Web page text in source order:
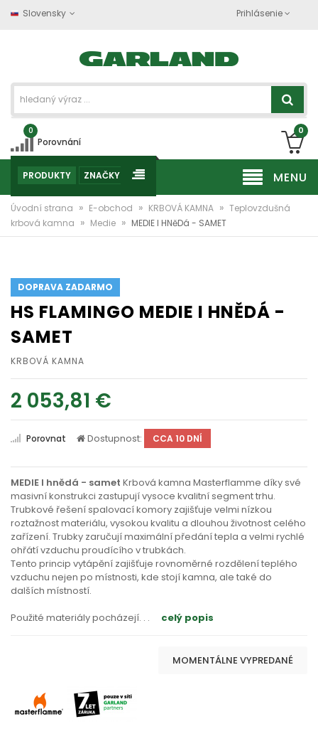
Slovensky Prihlásenie
0
Porovnání
0
MENU
PRODUKTY ZNAČKY
Úvodní strana » E-obchod » KRBOVÁ KAMNA » Teplovzdušná
krbová kamna » Medie » MEDIE I HNěDá - SAMET
DOPRAVA ZADARMO
HS FLAMINGO MEDIE I HNĚDÁ -
SAMET
KRBOVÁ KAMNA
2 053,81 €
Porovnat Dostupnost: CCA 10 DNÍ
MEDIE I hnědá - samet Krbová kamna Masterflamme díky své
masivní konstrukci zastupují vysoce kvalitní segment trhu.
Trubkové řešení spalovací komory zajišťuje velmi nízkou
roztažnost materiálu, vysokou kvalitu a dlouhou životnost celého
zařízení. Trubky zaručují maximální předání tepla a velmi rychlé
ohřátí vzduchu proudícího v trubkách.
Tento princip vytápění zajišťuje rovnoměrné rozdělení teplého
vzduchu nejen po místnosti, kde stojí kamna, ale také do
dalších místností.
Použité materiály pocházejí. . . celý popis
MOMENTÁLNE VYPREDANÉ